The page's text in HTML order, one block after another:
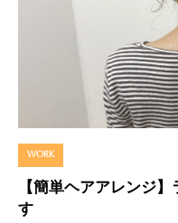
WORK
【簡単ヘアアレンジ
す